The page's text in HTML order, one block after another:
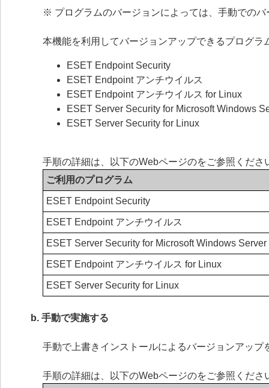
※ プログラムのバージョンによっては、手動での
本機能を利用してバージョンアップできるプログラ
ESET Endpoint Security
ESET Endpoint アンチウイルス
ESET Endpoint アンチウイルス for Linux
ESET Server Security for Microsoft Windows
ESET Server Security for Linux
手順の詳細は、以下のWebページのをご参照くださ
ご利用のプログラム
ESET Endpoint Security
ESET Endpoint アンチウイルス
ESET Server Security for Microsoft Windows Server
ESET Endpoint アンチウイルス for Linux
ESET Server Security for Linux
b. 手動で実施する
手動で上書きインストールによるバージョンアップ
手順の詳細は、以下のWebページのをご参照くださ